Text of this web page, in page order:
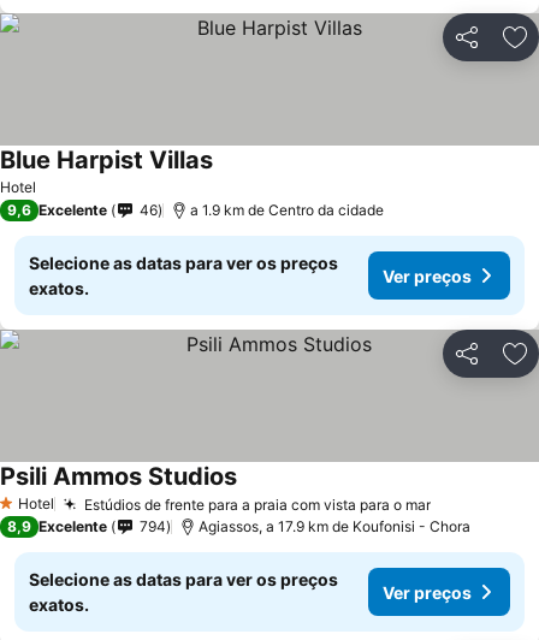
Partilhar
Hotel
Blue Harpist Villas
9,6 Excelente 46 a 1.9 km de Centro da cidade
Selecione as datas para ver os preços
exatos.
Ver preços
Partilhar
1 Estrelas
Hotel Estúdios de frente para a praia com vista para o mar
Psili Ammos Studios
8,9 Excelente 794 Agiassos, a 17.9 km de Koufonisi - Chora
Selecione as datas para ver os preços
exatos.
Ver preços